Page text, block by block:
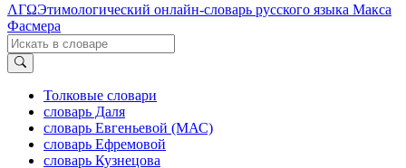
ΛΓΩЭтимологический онлайн-словарь русского языка Макса
Фасмера
Толковые словари
словарь Даля
словарь Евгеньевой (МАС)
словарь Ефремовой
словарь Кузнецова